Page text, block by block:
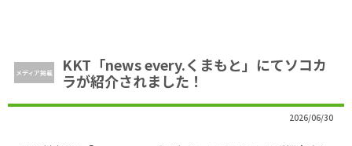
メディア掲載
KKT「news every.くまもと」にてソコカ
ラが紹介されました！
2026/06/30